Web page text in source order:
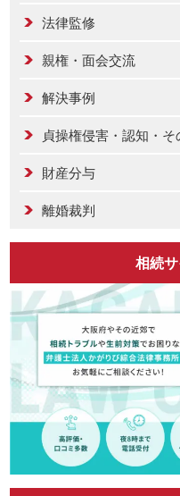
法律監修
親権・面会交流
解決事例
貞操権侵害・認知・
財産分与
離婚裁判
相続